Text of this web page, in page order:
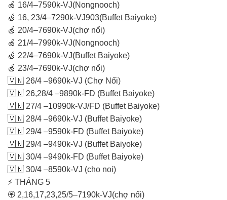
🍏 16/4–7590k-VJ(Nongnooch)
🍏 16, 23/4–7290k-VJ903(Buffet Baiyoke)
🍏 20/4–7690k-VJ(chợ nổi)
🍏 21/4–7990k-VJ(Nongnooch)
🍏 22/4–7690k-VJ(Buffet Baiyoke)
🍏 23/4–7690k-VJ(chợ nổi)
🇻🇳 26/4 –9690k-VJ (Chợ Nổi)
🇻🇳 26,28/4 –9890k-FD (Buffet Baiyoke)
🇻🇳 27/4 –10990k-VJ/FD (Buffet Baiyoke)
🇻🇳 28/4 –9690k-VJ (Buffet Baiyoke)
🇻🇳 29/4 –9590k-FD (Buffet Baiyoke)
🇻🇳 29/4 –9490k-VJ (Buffet Baiyoke)
🇻🇳 30/4 –9490k-FD (Buffet Baiyoke)
🇻🇳 30/4 –8590k-VJ (cho noi)
⚡ THÁNG 5
🏵 2,16,17,23,25/5–7190k-VJ(chợ nổi)